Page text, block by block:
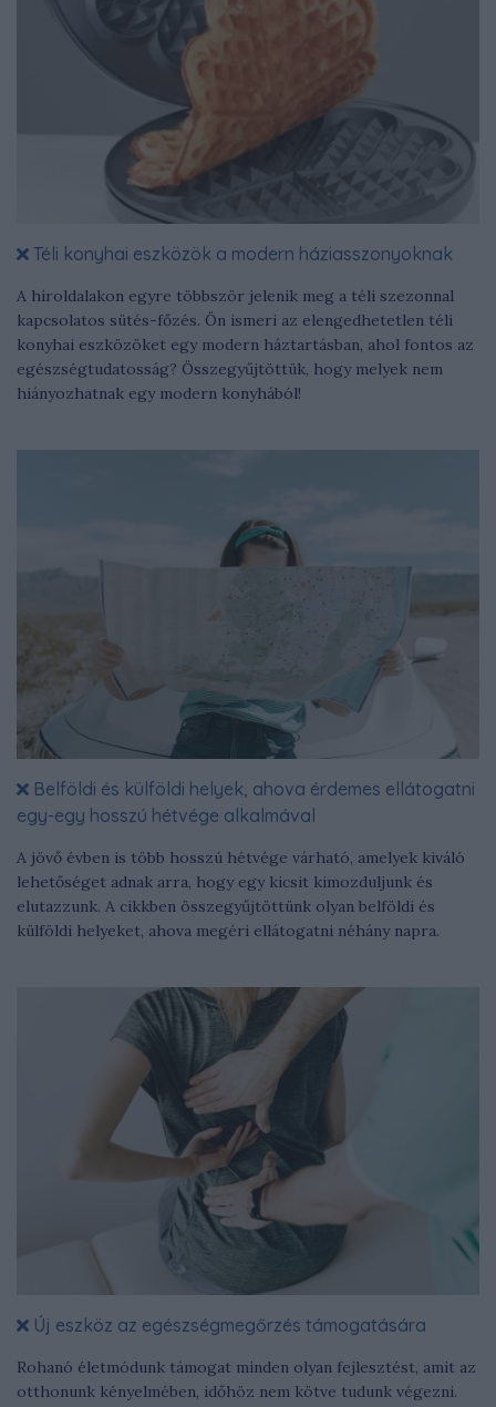
Téli konyhai eszközök a modern háziasszonyoknak
A híroldalakon egyre többször jelenik meg a téli szezonnal
kapcsolatos sütés-főzés. Ön ismeri az elengedhetetlen téli
konyhai eszközöket egy modern háztartásban, ahol fontos az
egészségtudatosság? Összegyűjtöttük, hogy melyek nem
hiányozhatnak egy modern konyhából!
Belföldi és külföldi helyek, ahova érdemes ellátogatni
egy-egy hosszú hétvége alkalmával
A jövő évben is több hosszú hétvége várható, amelyek kiváló
lehetőséget adnak arra, hogy egy kicsit kimozduljunk és
elutazzunk. A cikkben összegyűjtöttünk olyan belföldi és
külföldi helyeket, ahova megéri ellátogatni néhány napra.
Új eszköz az egészségmegőrzés támogatására
Rohanó életmódunk támogat minden olyan fejlesztést, amit az
otthonunk kényelmében, időhöz nem kötve tudunk végezni.